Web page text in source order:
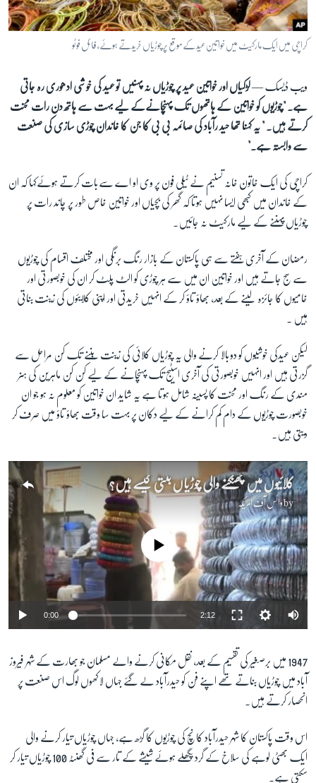
آرٹ
آزادیٔ صحافت
صحت
دلچسپ و عجیب
اسپیشل کوریج
اداریہ
Learning English
FOLLOW US
زبان
کراچی میں ایک مارکیٹ میں خواتین عید کے موقع پر چوڑیاں خریدتے ہوئے، فائل فوٹو
ویب ڈیسک —لڑکیاں اور خواتین عید پر چوڑیاں نہ پہنیں تو عید کی خوشی ادھوری رہ جاتی
ہے۔ "چوڑیوں کو خواتین کے ہاتھوں تک پہنچانےکے لیے بہت سے ہاتھ دن رات محنت
کرتے ہیں۔ " یہ کہنا تھا حید رآباد کی صائمہ بی بی کا جن کا خاندان چوڑی سازی کی صنعت
سے وابستہ ہے۔"
کراچی کی ایک خاتون خانہ تسنیم نے ٹیلی فون پر وی او اے سےبات کرتے ہوئےکہا کہ ان
کے خاندان میں کبھی ایسا نہیں ہوتا کہ گھر کی بچیاں اور خواتین خاص طور پر چاند رات پر
چوڑیاں پہننے کے لیے مارکیٹ نہ جائیں۔
رمضان کے آخری ہفتے سے ہی پاکستان کے بازار رنگ برنگی اور مختلف اقسام کی چوڑیوں
سے سج جاتے ہیں اور خواتین ان میں سے ہر چوڑی کو الٹ پلٹ کر ان کی خوبصورتی اور
خامیوں کا جائزہ لینے کے بعد، بھاؤ تاؤ کر کے انہیں خریدتی اور اپنی کلایئوں کی زینت بناتی
ہیں ۔
لیکن عیدکی خوشیوں کو دوبالا کرنے والی یہ چوڑیاں کلائی کی زینت بننے تک کن مراحل سے
گزرتی ہیں اور انہیں خوبصورتی کی آخری اسٹیج تک پہنچانے کے لیے کن کن ماہرین کی ہنر
مندی کے رنگ اور محنت کا پسینہ شامل ہوتا ہے یہ شاید ان خواتین کو معلوم نہ ہو جو ان
خوبصورت چوڑیوں کے دام کم کرانے کے لیے دکان پر بہت سا وقت بھاؤ تاؤ میں صرف کر
دیتی ہیں۔
کلائیوں میں چھنکنے والی چوڑیاں بنتی کیسے ہیں؟
byوائس آف امریکہ
No media source currently available
0:00 2:12
1947 میں برصغیر کی تقسیم کے بعد، نقل مکانی کرنے والے مسلمان جو بھارت کے شہر فیروز
آباد میں چوڑیاں بناتے تھے اپنے فن کو حیدرآباد لے گئے جہاں لاکھوں لوگ اس صنعت پر
انحصار کرتے ہیں۔
اس وقت پاکستان کا شہر حیدرآباد کانچ کی چوڑیوں کا گڑھ ہے، جہاں چوڑیاں تیار کرنے والی
ایک بھٹی لوہے کی سلاخ کے گرد پگھلے ہوئے شیشے کے تار سے فی گھنٹہ 100 چوڑیاں تیار کر
سکتی ہے۔